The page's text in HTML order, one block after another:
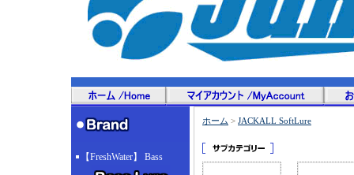
【FreshWater】 Bass
ホーム > JACKALL SoftLure